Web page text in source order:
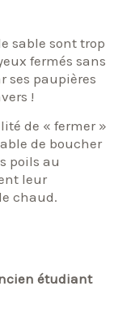
sable sont trop
fermés sans
ses paupières
!
de « fermer »
de boucher
poils au
leur
chaud.
étudiant